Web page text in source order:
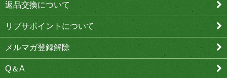
返品交換について
リプサポイントについて
メルマガ登録解除
Q＆A